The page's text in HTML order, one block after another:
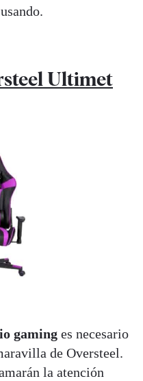
Ultimet
gaming es necesario
de Oversteel.
la atención